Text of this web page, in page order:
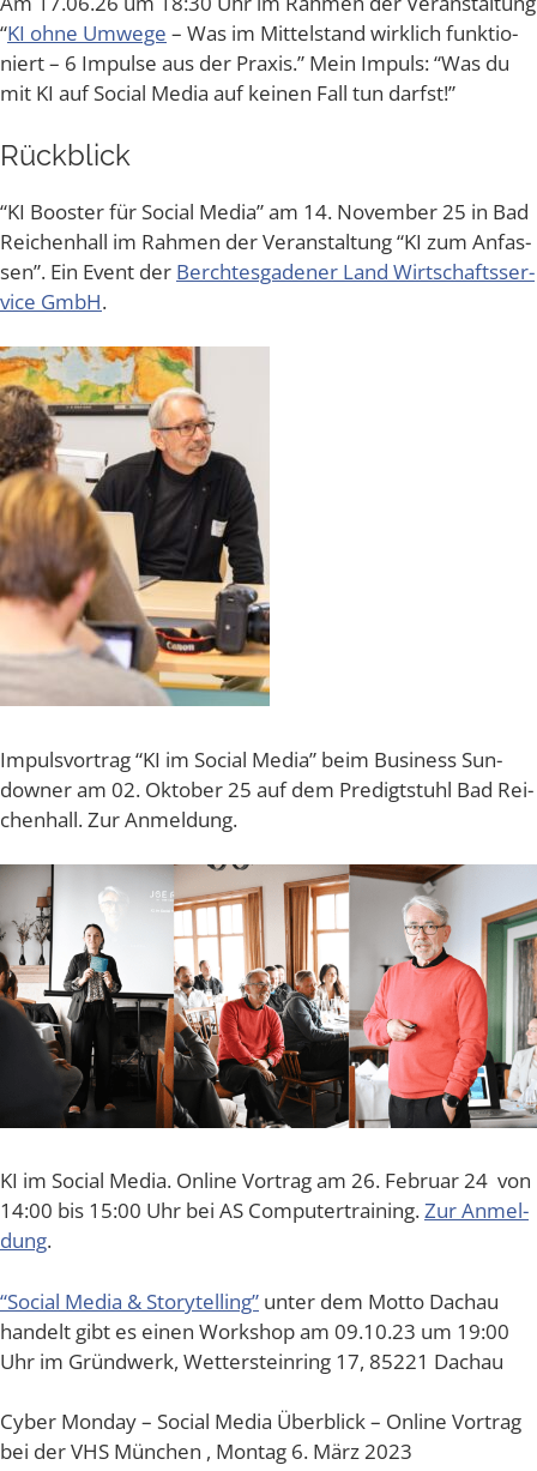
“KI ohne Umwe­ge – Was im Mit­tel­stand wirk­lich funk­tio­
niert – 6 Impul­se aus der Pra­xis.” Mein Impuls: “Was du
mit KI auf Social Media auf kei­nen Fall tun darfst!”
Rück­blick
“KI Boos­ter für Social Media” am 14. Novem­ber 25 in Bad
Rei­chen­hall im Rah­men der Ver­an­stal­tung “KI zum Anfas­
sen”. Ein Event der Berch­tes­ga­de­ner Land Wirt­schafts­ser­
vice GmbH.
Impuls­vor­trag “KI im Social Media” beim Busi­ness Sun­
dow­ner am 02. Okto­ber 25 auf dem Pre­digt­stuhl Bad Rei­
chen­hall. Zur Anmeldung.
KI im Social Media. Online Vor­trag am 26. Febru­ar 24 von
14:00 bis 15:00 Uhr bei AS Com­pu­ter­trai­ning.Zur Anmel­
dung.
“Social Media & Sto­rytel­ling” unter dem Mot­to Dach­au
han­delt gibt es einen Work­shop am 09.10.23 um 19:00
Uhr im Gründ­werk, Wet­ter­stein­ring 17, 85221 Dachau
Cyber Mon­day – Social Media Über­blick – Online Vor­trag
bei der VHS Mün­chen , Mon­tag 6. März 2023